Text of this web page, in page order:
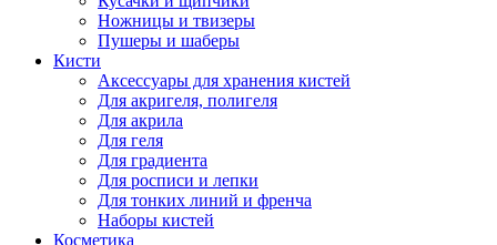
Ножницы и твизеры
Пушеры и шаберы
Кисти
Аксессуары для хранения кистей
Для акригеля, полигеля
Для акрила
Для геля
Для градиента
Для росписи и лепки
Для тонких линий и френча
Наборы кистей
Косметика